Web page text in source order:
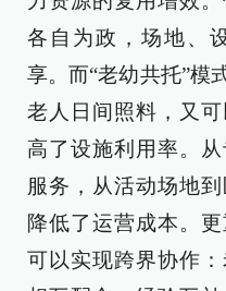
各自为政，场地、
享。而“老幼共托”模
老人日间照料，又
高了设施利用率。
服务，从活动场地
降低了运营成本。
可以实现跨界协作